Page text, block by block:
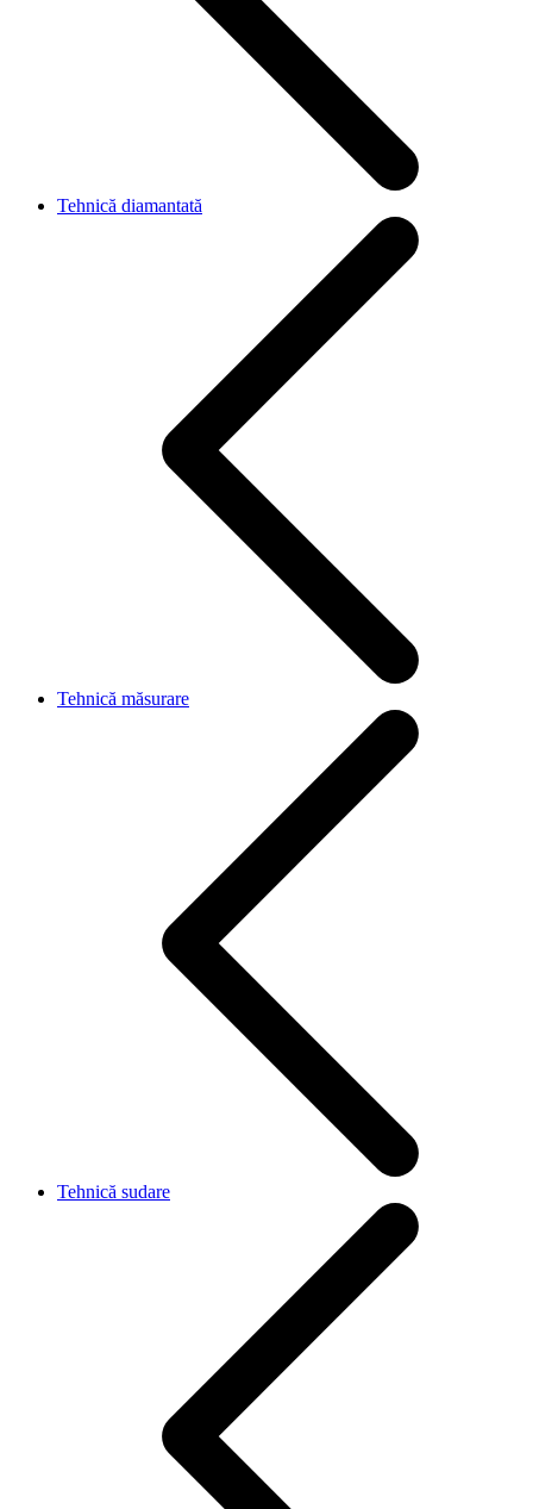
Tehnică diamantată
Tehnică măsurare
Tehnică sudare